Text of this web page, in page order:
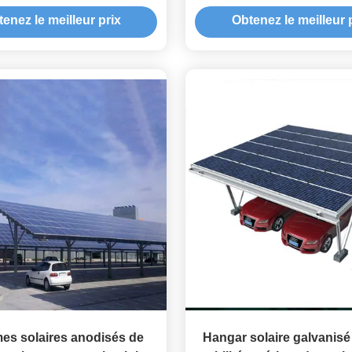
le meilleur prix
Carports, Solar
Bracket Solution
Obtenez le meilleur
solaires anodisés de
Hangar solaire